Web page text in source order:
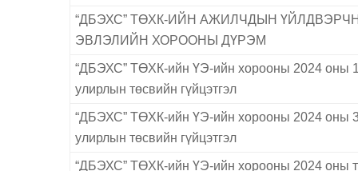
“ДБЭХС” ТӨХК-ИЙН АЖИЛЧДЫН
ЭВЛЭЛИЙН ХОРООНЫ ДҮРЭМ
“ДБЭХС” ТӨХК-ийн ҮЭ-ийн хорооны 2024 оны 1
улирлын төсвийн гүйцэтгэл
“ДБЭХС” ТӨХК-ийн ҮЭ-ийн хорооны 2024 оны
улирлын төсвийн гүйцэтгэл
“ДБЭХС” ТӨХК-ийн ҮЭ-ийн хорооны 2024 оны